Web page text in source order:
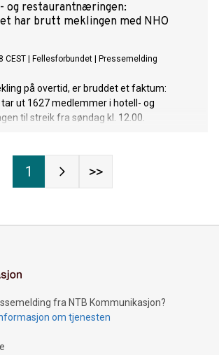
og restaurantnæringen:
har brutt meklingen med NHO
CEST Fellesforbundet Pressemelding
på overtid, er bruddet et faktum:
ut 1627 medlemmer i hotell- og
til streik fra søndag kl. 12.00.
1 >>
fra NTB Kommunikasjon?
om tjenesten